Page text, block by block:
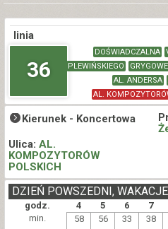
linia
36
DOŚWIADCZALNA
PLEWIŃSKIEGO
AL. ANDERSA
AL.
Kierunek - Koncertowa
Ulica: AL.
KOMPOZYTORÓW
POLSKICH
godz. 4 5 6 7
DZIEŃ POWSZEDNI, WAKACJE
min. 58 56 33 38